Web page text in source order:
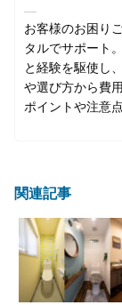
お客様のお困り
タルでサポート
と経験を駆使し
や選び方から費
ポイントや注意
関連記事